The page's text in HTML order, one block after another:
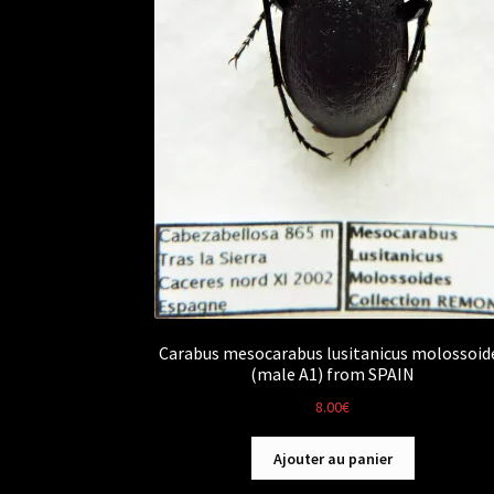
Carabus mesocarabus lusitanicus
(male A1) from SPAIN
8.00€
Ajouter au panier